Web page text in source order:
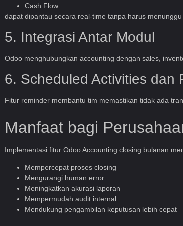
Cash Flow
dapat dipantau secara real-time tanpa harus menunggu
5. Integrasi Antar Modul
Odoo menghubungkan accounting dengan sales,
6. Scheduled Activities dan
Fitur reminder membantu tim memastikan tidak ada
Manfaat bagi
Implementasi fitur Odoo Accounting closing bulanan
Mempercepat proses closing
Mengurangi human error
Meningkatkan akurasi laporan
Mempermudah audit internal
Mendukung pengambilan keputusan lebih cepat